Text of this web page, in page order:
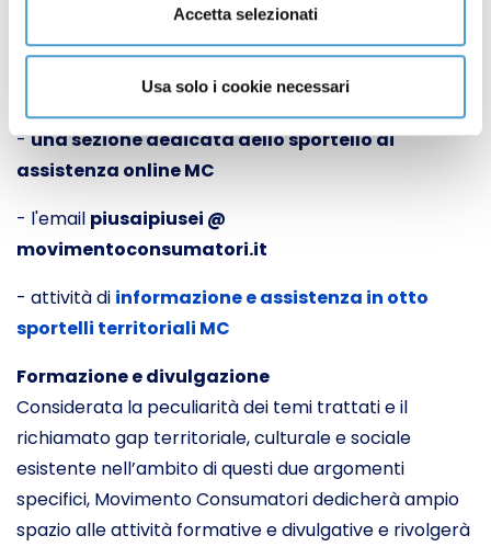
Accetta selezionati
Usa solo i cookie necessari
A tal fine saranno attivati:
call center nazionale
-una sezione dedicata dello sportello di
assistenza online MC
- l'email piusaipiusei @
movimentoconsumatori.it
- attività di informazione e assistenza in otto
sportelli territoriali MC
Formazione e divulgazione
Considerata la peculiarità dei temi trattati e il
richiamato gap territoriale, culturale e sociale
esistente nell’ambito di questi due argomenti
specifici, Movimento Consumatori dedicherà ampio
spazio alle attività formative e divulgative e rivolgerà